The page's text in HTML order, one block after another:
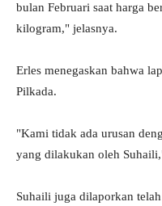
bulan Februari saat harga
kilogram," jelasnya.
Erles menegaskan bahwa
Pilkada.
"Kami tidak ada urusan
yang dilakukan oleh
Suhaili juga dilaporkan